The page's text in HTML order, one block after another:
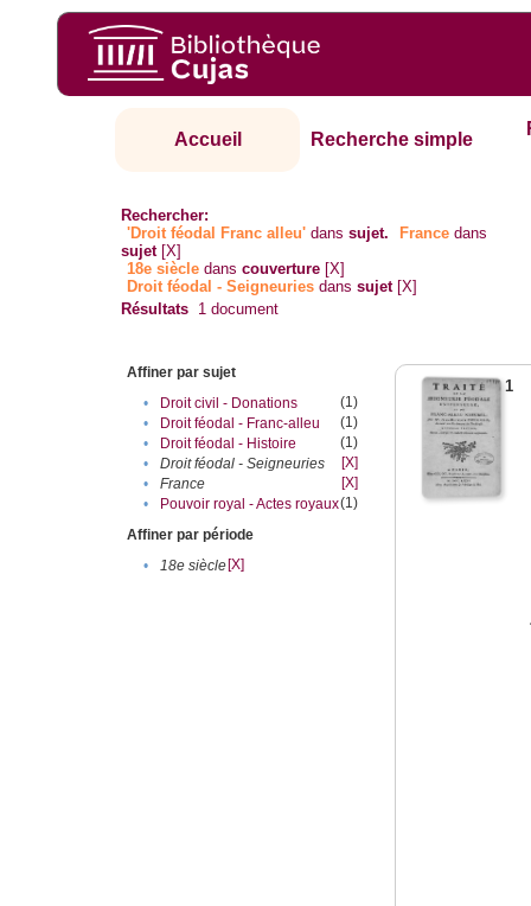
Accueil Recherche simple
Rechercher:
'Droit féodal Franc alleu' danssujet. France dans
sujet [X]
18e siècle danscouverture [X]
Droit féodal - Seigneuries danssujet [X]
Résultats 1 document
Affiner par sujet
•
Droit civil - Donations
(1)
•
Droit féodal - Franc-alleu‎
(1)
•
Droit féodal - Histoire
(1)
•
Droit féodal - Seigneuries
[X]
•
France
[X]
•
Pouvoir royal - Actes royaux(1)
Affiner par période
•
18e siècle[X]
1